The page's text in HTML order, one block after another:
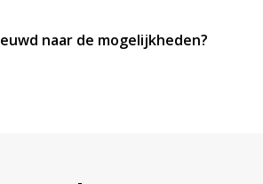
naar de mogelijkheden?